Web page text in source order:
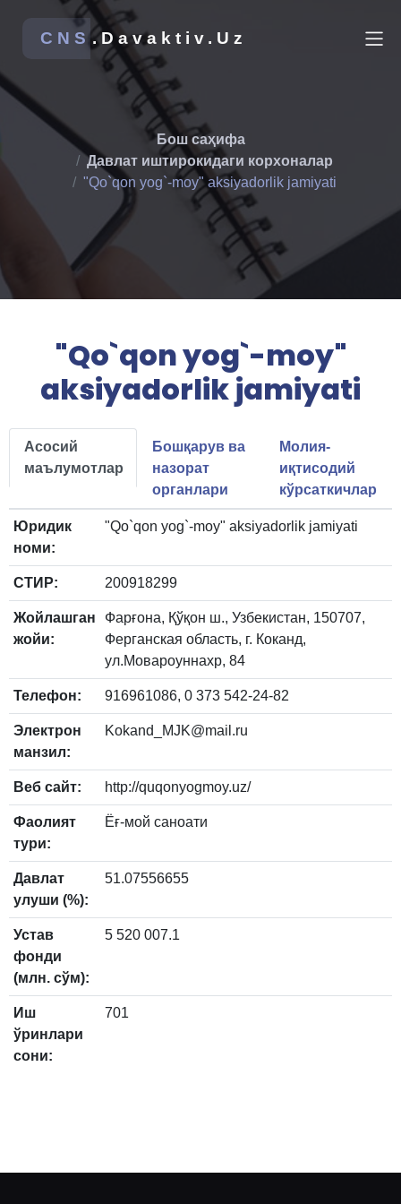
CNS.Davaktiv.Uz
Бош саҳифа
Давлат иштирокидаги корхоналар
"Qo`qon yog`-moy" aksiyadorlik jamiyati
"Qo`qon yog`-moy"
aksiyadorlik jamiyati
Асосий
маълумотлар
Бошқарув ва
назорат
органлари
Молия-
иқтисодий
кўрсаткичлар
Юридик
номи:
"Qo`qon yog`-moy" aksiyadorlik jamiyati
СТИР: 200918299
Жойлашган
жойи:
Фарғона, Қўқон ш., Узбекистан, 150707,
Ферганская область, г. Коканд,
ул.Мовароуннахр, 84
Телефон: 916961086, 0 373 542-24-82
Электрон
манзил:
Kokand_MJK@mail.ru
Веб сайт: http://quqonyogmoy.uz/
Фаолият
тури:
Ёғ-мой саноати
Давлат
улуши (%):
51.07556655
Устав
фонди
(млн. сўм):
5 520 007.1
Иш
ўринлари
сони:
701